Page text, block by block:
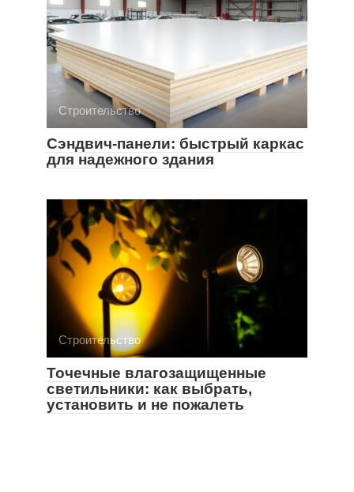
Строительство
Сэндвич-панели: быстрый каркас
для надежного здания
Строительство
Точечные влагозащищенные
светильники: как выбрать,
установить и не пожалеть